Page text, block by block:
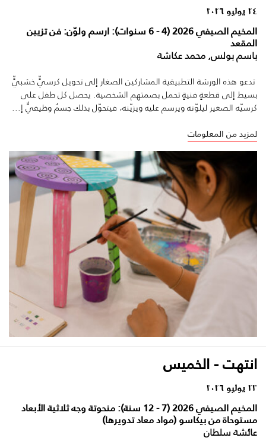
٢٤ يوليو ٢٠٢٦
المخيم الصيفي 2026 (4 - 6 سنوات): ارسم ولوّن: فن تزيين
المقعد
باسم بولس, محمد عكاشة
تدعو هذه الورشة التطبيقية المشاركين الصغار إلى تحويل كرسيٍّ خشبيٍّ
بسيط إلى قطعةٍ فنيةٍ تحمل بصمتهم الشخصية. يحصل كل طفل على
كرسيّه الصغير ليلوّنه ويرسم عليه ويزيّنه، فيتحوّل بذلك جسمٌ وظيفيٌّ إ...
لمزيد من المعلومات
انتهت - الخميس
٢٣ يوليو ٢٠٢٦
المخيم الصيفي 2026 (7 - 12 سنة): منحوتة وجه ثلاثية الأبعاد
مستوحاة من بيكاسو (مواد معاد تدويرها)
عائشة سلطان